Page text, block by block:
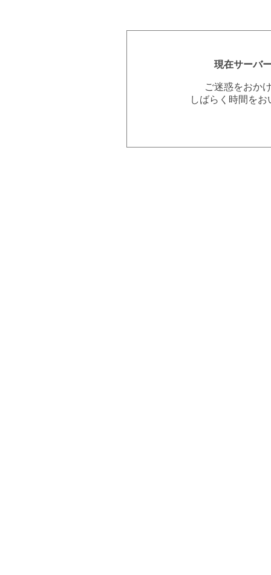
現在サーバ
ご迷惑をおか
しばらく時間を